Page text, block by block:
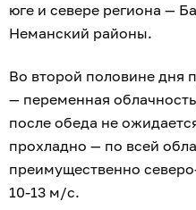
юге и севере региона —
Неманский районы.
Во второй половине дня
— переменная
после обеда не
прохладно — по всей
преимущественно
10-13 м/с.